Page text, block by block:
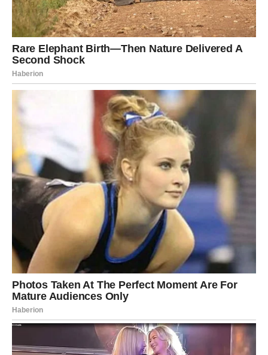
Pred vama su posebni trenuci.
RIBE
Jedna želja koju dugo nosite u sebi postaje mnogo bliža
Pred vama je period unutrašnjeg mira i zadovoljstva.
Poruka zvijezda
Vjerujte svom srcu.
Duša vam pokazuje pravi put
Pred vama su emotivni trenuci.
Zvijezde pokazuju da pojedini znakovi ulaze u jedan od
najljepših perioda u posljednje vrijeme. Ljubav, uspjeh,
novac i ostvarenje želja sada dolaze u prvi plan, a mnogi
će konačno osjetiti da se život okreće u njihovu korist.